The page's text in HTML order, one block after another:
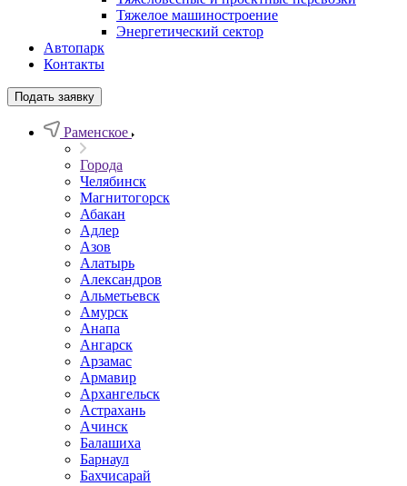
Тяжелое машиностроение
Энергетический сектор
Автопарк
Контакты
Подать заявку
Раменское
Города
Челябинск
Магнитогорск
Абакан
Адлер
Азов
Алатырь
Александров
Альметьевск
Амурск
Анапа
Ангарск
Арзамас
Армавир
Архангельск
Астрахань
Ачинск
Балашиха
Барнаул
Бахчисарай